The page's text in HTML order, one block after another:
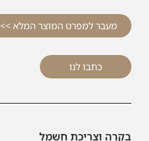
מעבר למפרט המוצר המלא >>
כתבו לנו
בקרה וצריכת חשמל